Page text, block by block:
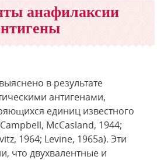
анафилаксии
в результате
антигенами,
единиц известного
McCasland, 1944;
1964; Levine, 1965a). Эти
что двухвалентные и